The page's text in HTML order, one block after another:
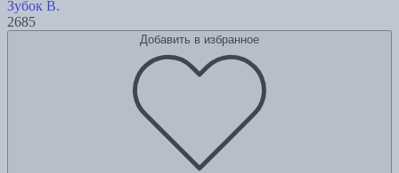
Зубок В.
2685
Добавить в избранное